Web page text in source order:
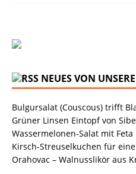
NEUES VON
Bulgursalat (Couscous) trifft
Grüner Linsen Eintopf von
Wassermelonen-Salat mit Feta
Kirsch-Streuselkuchen für
Orahovac – Walnusslikör aus